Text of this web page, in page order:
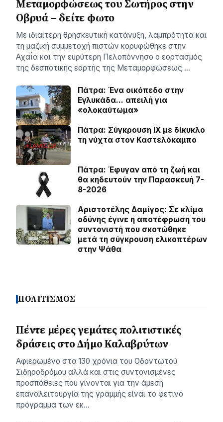
Μεταμορφώσεως του Σωτήρος στην
Οβρυά – δείτε φωτο
Με ιδιαίτερη θρησκευτική κατάνυξη, λαμπρότητα και
τη μαζική συμμετοχή πιστών κορυφώθηκε στην
Αχαΐα και την ευρύτερη Πελοπόννησο ο εορτασμός
της δεσποτικής εορτής της Μεταμορφώσεως …
Πάτρα: Ένα οικόπεδο στην
Εγλυκάδα… απειλή για
«ολοκαύτωμα»
Πάτρα: Σύγκρουση ΙΧ με δίκυκλο
τη νύχτα στον Καστελόκαμπο
Πάτρα: Έφυγαν από τη ζωή και
θα κηδευτούν την Παρασκευή 7-
8-2026
Αριστοτέλης Δαμίγος: Σε κλίμα
οδύνης έγινε η αποτέφρωση του
συντονιστή που σκοτώθηκε
μετά τη σύγκρουση ελικοπτέρων
στην Ψάθα
ΠΟΛΙΤΙΣΜΟΣ
Πέντε μέρες γεμάτες πολιτιστικές
δράσεις στο Δήμο Καλαβρύτων
Αφιερωμένο στα 130 χρόνια του Οδοντωτού
Σιδηροδρόμου αλλά και στις συντονισμένες
προσπάθειες που γίνονται για την άμεση
επαναλειτουργία της γραμμής είναι το φετινό
πρόγραμμα των εκ…